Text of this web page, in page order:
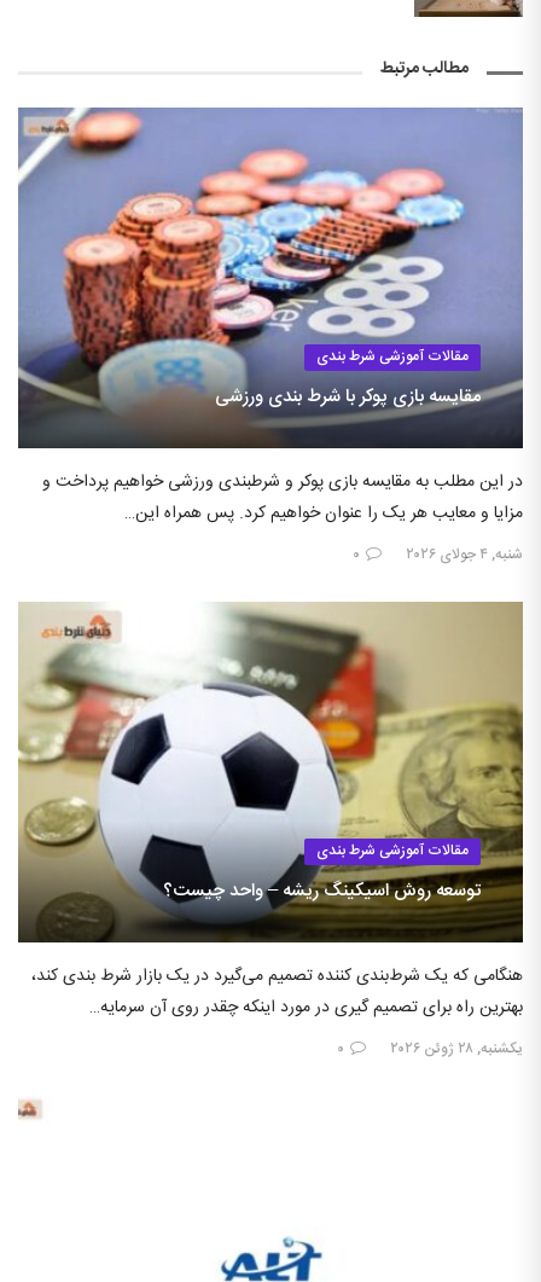
مطالب مرتبط
مقالات آموزشی شرط بندی
مقایسه بازی پوکر با شرط بندی ورزشی
در این مطلب به مقایسه بازی پوکر و شرطبندی ورزشی خواهیم پرداخت و
مزایا و معایب هر یک را عنوان خواهیم کرد. پس همراه این…
شنبه, ۴ جولای ۲۰۲۶ ۰
مقالات آموزشی شرط بندی
توسعه روش اسیکینگ ریشه – واحد چیست؟
هنگامی که یک شرط‌بندی کننده تصمیم می‌گیرد در یک بازار شرط بندی کند،
بهترین راه برای تصمیم گیری در مورد اینکه چقدر روی آن سرمایه…
یکشنبه, ۲۸ ژوئن ۲۰۲۶ ۰